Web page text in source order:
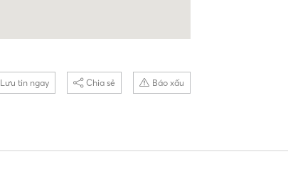
Lưu tin ngay Chia sẻ Báo xấu